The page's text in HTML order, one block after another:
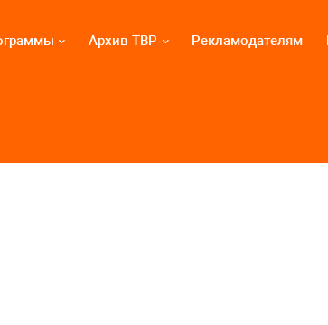
Архив ТВР Рекламодателям